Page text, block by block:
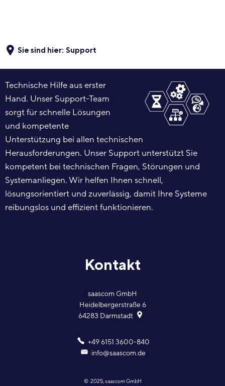
Sie sind hier: Support
für
meiqas
–
zuverlässige
Unterstützung
für
Ihre
Technische Hilfe aus erster
Hand. Unser Support-Team
sorgt für schnelle Lösungen
und kompetente
Unterstützung bei allen technischen
Herausforderungen. Unser Support unterstützt Sie
kompetent bei technischen Fragen, Störungen und
Systemanliegen. Wir helfen Ihnen schnell,
lösungsorientiert und zuverlässig, damit Ihre Systeme
reibungslos und effizient funktionieren.
Kontakt
saascom GmbH
Heidelbergerstraße 6
64283 Darmstadt
+49 6151 3600-840
info@saascom.de
© 2025, saascom GmbH